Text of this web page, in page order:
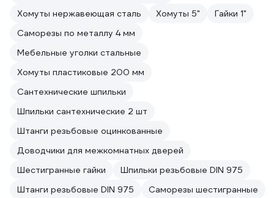
Хомуты нержавеющая сталь
Хомуты 5"
Гайки 1"
Саморезы по металлу 4 мм
Мебельные уголки стальные
Хомуты пластиковые 200 мм
Сантехнические шпильки
Шпильки сантехнические 2 шт
Штанги резьбовые оцинкованные
Доводчики для межкомнатных дверей
Шестигранные гайки
Шпильки резьбовые DIN 975
Штанги резьбовые DIN 975
Саморезы шестигранные